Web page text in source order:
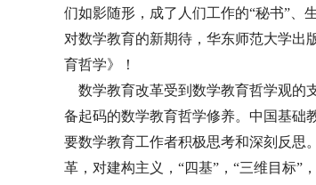
们如影随形，成了人们工作的“秘书”、
对数学教育的新期待，华东师范大学出
育哲学》！
数学教育改革受到数学教育哲学观的
备起码的数学教育哲学修养。中国基础
要数学教育工作者积极思考和深刻反思
革，对建构主义，“四基”，“三维目标”